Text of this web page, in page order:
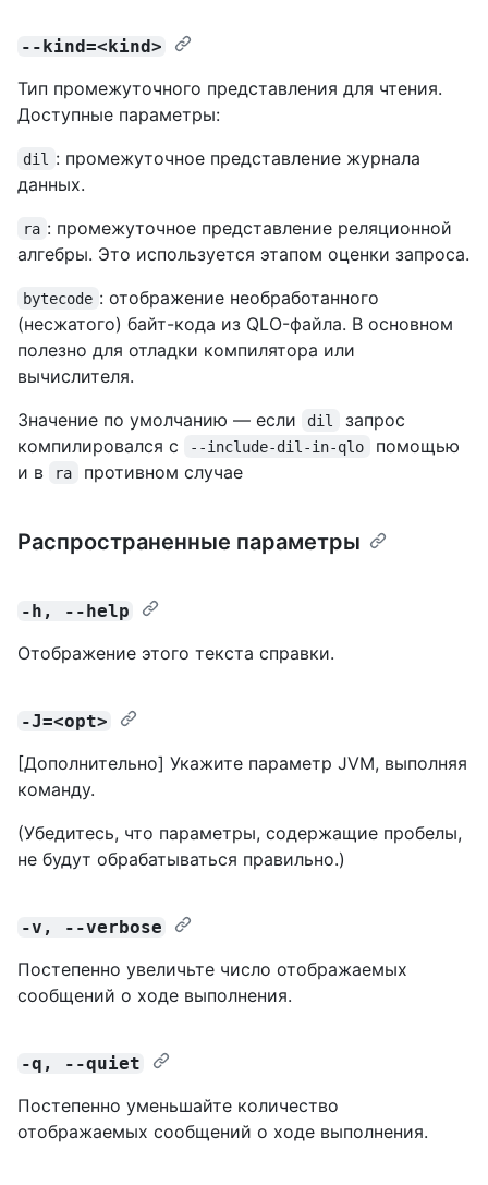
--kind=<kind>
Тип промежуточного представления для чтения.
Доступные параметры:
dil
: промежуточное представление журнала
данных.
ra : промежуточное представление реляционной
алгебры. Это используется этапом оценки запроса.
bytecode : отображение необработанного
(несжатого) байт-кода из QLO-файла. В основном
полезно для отладки компилятора или
вычислителя.
Значение по умолчанию — если
dil
запрос
компилировался с
--include-dil-in-qlo
помощью
и в
ra противном случае
Распространенные параметры
-h, --help
Отображение этого текста справки.
-J=<opt>
[Дополнительно] Укажите параметр JVM, выполняя
команду.
(Убедитесь, что параметры, содержащие пробелы,
не будут обрабатываться правильно.)
-v, --verbose
Постепенно увеличьте число отображаемых
сообщений о ходе выполнения.
-q, --quiet
Постепенно уменьшайте количество
отображаемых сообщений о ходе выполнения.